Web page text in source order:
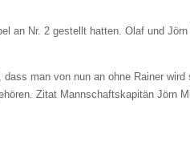
an Nr. 2 gestellt hatten. Olaf und
man von nun an ohne Rainer wird
Zitat Mannschaftskapitän Jörn